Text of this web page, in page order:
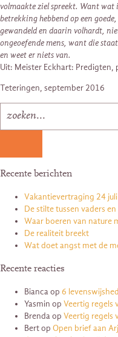
volmaakte ziel spreekt. Want wat
betrekking hebbend op een
gewandeld en daarin volhardt,
ongeoefende mens, want die
en weet er niets van.
Uit: Meister Eckhart: Predigten,
Teteringen, september 2016
Recente berichten
Vakantievertraging 24
De stilte tussen vaders
Waar boeren van nature
De realiteit breekt
Wat doet angst met de
Recente reacties
Biancaop 6
Yasmin op Veertig regels
Brendaop Veertig regels
Bertop Open brief aan